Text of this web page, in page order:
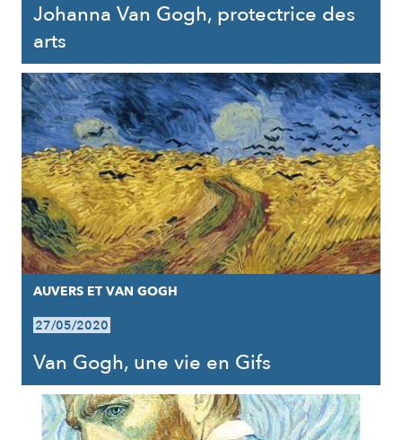
Johanna Van Gogh, protectrice des
arts
AUVERS ET VAN GOGH
27/05/2020
Van Gogh, une vie en Gifs